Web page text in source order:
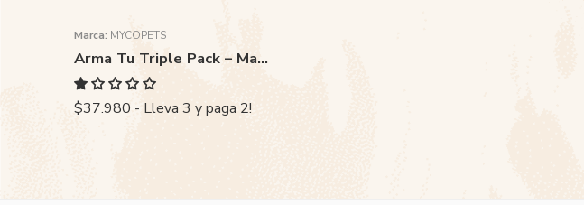
Marca: MYCOPETS
Arma Tu Triple Pack – Mascotas
$37.980 - Lleva 3 y paga 2!